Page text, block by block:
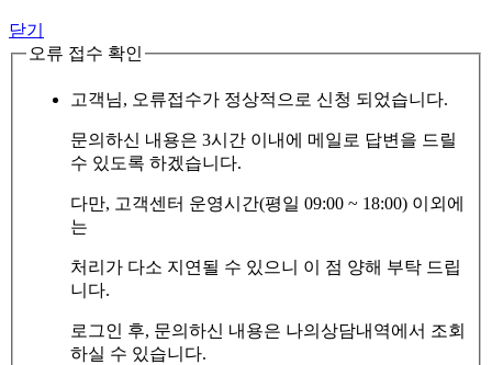
닫기
오류 접수 확인
고객님, 오류접수가 정상적으로 신청 되었습니다.
문의하신 내용은 3시간 이내에 메일로 답변을 드릴
수 있도록 하겠습니다.
다만, 고객센터 운영시간(평일 09:00 ~ 18:00) 이외에
는
처리가 다소 지연될 수 있으니 이 점 양해 부탁 드립
니다.
로그인 후, 문의하신 내용은 나의상담내역에서 조회
하실 수 있습니다.